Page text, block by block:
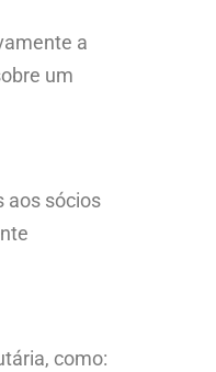
a
um
aos sócios
como: